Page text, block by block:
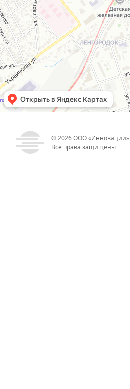
© 2026ООО «Инновации»
Все права защищены.